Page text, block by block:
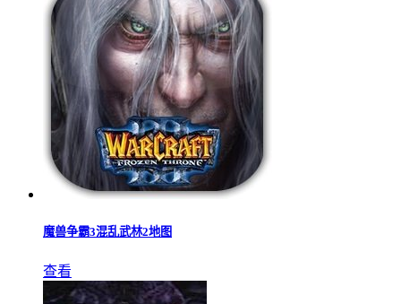
魔兽争霸3混乱武林2地图
查看